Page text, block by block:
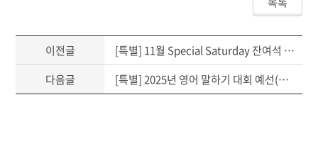
이전글
[특별] 11월 Special Saturday 잔여석 추가모집 안내(유선접수가능)
다음글
[특별] 2025년 영어 말하기 대회 예선(에세이) 안내